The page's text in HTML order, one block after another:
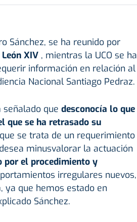
Sánchez, se ha reunido por
León XIV , mientras la UCO se ha
información en relación al
Nacional Santiago Pedraz.
señalado que desconocía lo que
que se ha retrasado su
se trata de un requerimiento
minusvalorar la actuación
por el procedimiento y
irregulares nuevos,
ya que hemos estado en
Sánchez.